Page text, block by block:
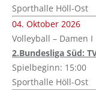
Sporthalle Höll-Ost
04. Oktober 2026
Volleyball – Damen I
2.Bundesliga Süd:
Spielbeginn: 15:00
Sporthalle Höll-Ost